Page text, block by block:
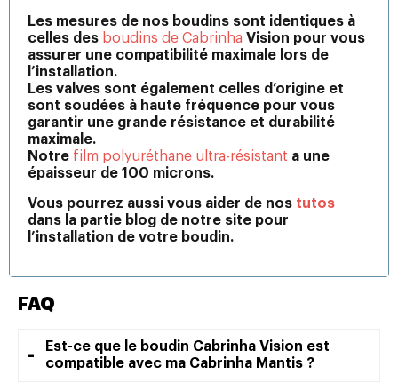
Les mesures de nos boudins sont identiques à
celles des boudins de Cabrinha Vision pour vous
assurer une compatibilité maximale lors de
l’installation.
Les valves sont également celles d’origine et
sont soudées à haute fréquence pour vous
garantir une grande résistance et durabilité
maximale.
Notre film polyuréthane ultra-résistant a une
épaisseur de 100 microns.
Vous pourrez aussi vous aider de nos tutos
dans la partie blog de notre site pour
l’installation de votre boudin.
FAQ
Est-ce que le boudin Cabrinha Vision est
compatible avec ma Cabrinha Mantis ?